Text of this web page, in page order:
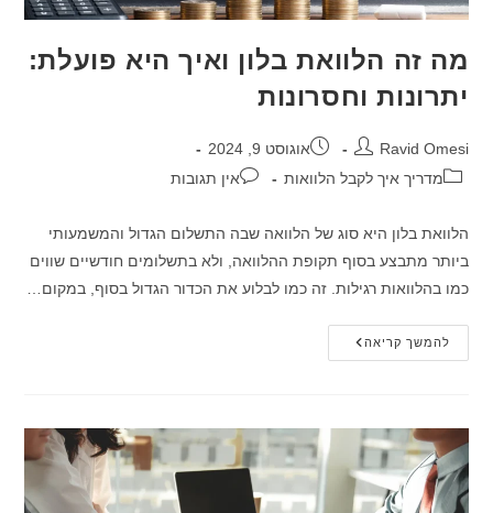
מה זה הלוואת בלון ואיך היא פועלת:
יתרונות וחסרונות
מחבר:
Ravid Omesi פורסם:אוגוסט 9, 2024
קטגוריה:
מדריך איך לקבל הלוואות תגובות:אין תגובות
הלוואת בלון היא סוג של הלוואה שבה התשלום הגדול והמשמעותי
ביותר מתבצע בסוף תקופת ההלוואה, ולא בתשלומים חודשיים שווים
כמו בהלוואות רגילות. זה כמו לבלוע את הכדור הגדול בסוף, במקום…
להמשך קריאהמה
זה
פועלת:
יתרונות
וחסרונות